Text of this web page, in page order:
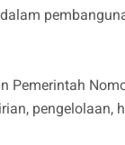
Pemerintah
pengelolaan,